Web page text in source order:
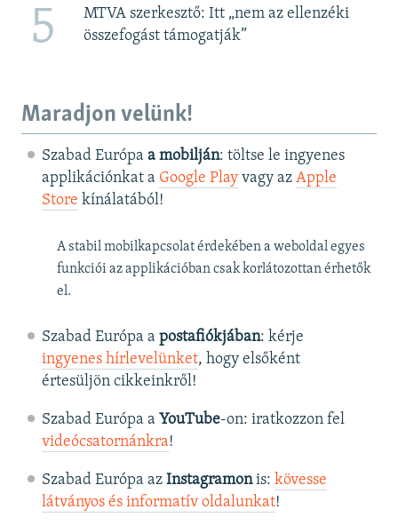
5
MTVA szerkesztő: Itt „nem az ellenzéki
összefogást támogatják”
Maradjon velünk!
Szabad Európa a mobilján: töltse le ingyenes
applikációnkat a Google Playvagy az Apple
Store kínálatából!
A stabil mobilkapcsolat érdekében a weboldal egyes
funkciói az applikációban csak korlátozottan érhetők
el.
Szabad Európa a postafiókjában: kérje
ingyenes hírlevelünket, hogy elsőként
értesüljön cikkeinkről!
Szabad Európa a YouTube-on: iratkozzon fel
videócsatornánkra!
Szabad Európa az Instagramonis: kövesse
látványos és informatív oldalunkat! ​